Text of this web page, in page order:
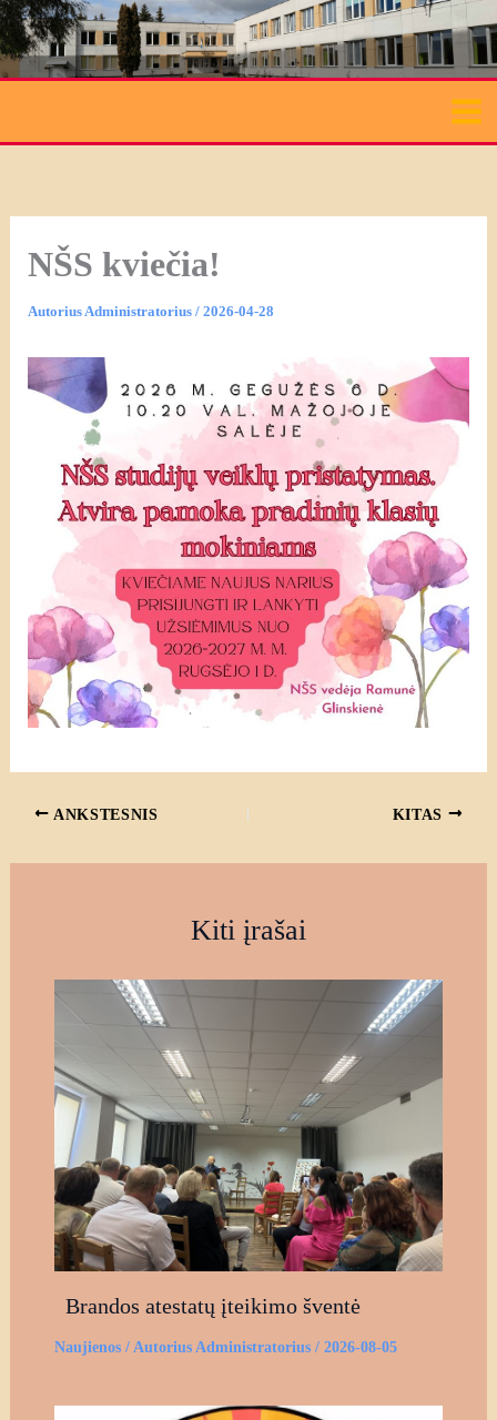
Pereiti
prie
turinio
NŠS kviečia!
AutoriusAdministratorius / 2026-04-28
ANKSTESNIS KITAS
Kiti įrašai
Brandos atestatų įteikimo šventė
Naujienos/ Autorius Administratorius / 2026-08-05